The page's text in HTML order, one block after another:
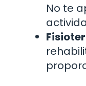
No te